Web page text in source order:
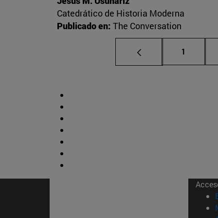
Catedrático de Historia Moderna
Publicado en: The Conversation
Página
1